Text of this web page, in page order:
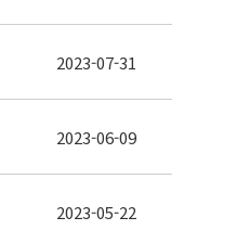
2023-07-31
2023-06-09
2023-05-22